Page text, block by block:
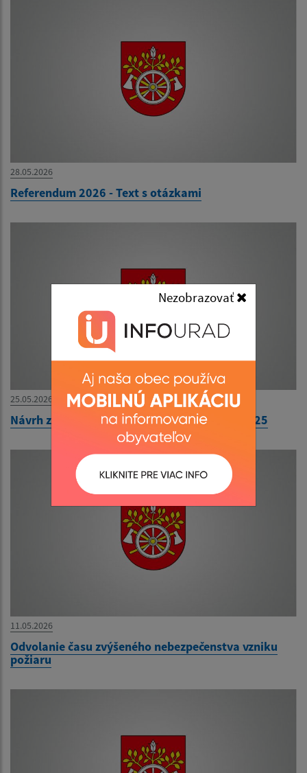
Nezobrazovať
28.05.2026
Referendum 2026 - Text s otázkami
25.05.2026
Návrh záverečného účtu obce Ozdín za rok 2025
11.05.2026
Odvolanie času zvýšeného nebezpečenstva vzniku
požiaru